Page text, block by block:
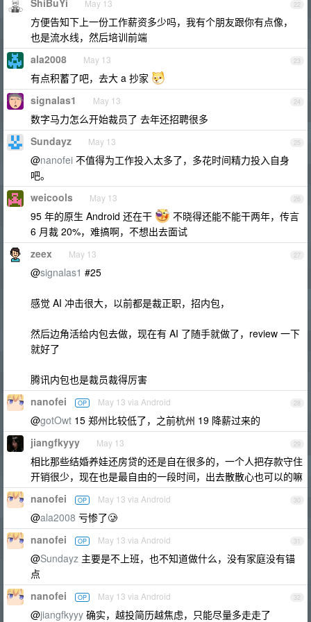
22
ShiBuYi May 13
方便告知下上一份工作薪资多少吗，我有个朋友跟你有点像，
也是流水线，然后培训前端
23
ala2008 May 13
有点积蓄了吧，去大 a 抄家
24
signalas1 May 13
数字马力怎么开始裁员了 去年还招聘很多
25
Sundayz May 13
@nanofei 不值得为工作投入太多了，多花时间精力投入自身
吧。
26
weicools May 13
95 年的原生 Android 还在干
不晓得还能不能干两年，传言
6 月裁 20%，难搞啊，不想出去面试
27
zeex May 13
@signalas1 #25
感觉 AI 冲击很大，以前都是裁正职，招内包，
然后边角活给内包去做，现在有 AI 了随手就做了，review 一下
就好了
腾讯内包也是裁员裁得厉害
28
nanofei OP May 13 via Android
@gotOwt 15 郑州比较低了，之前杭州 19 降薪过来的
29
jiangfkyyy May 13
相比那些结婚养娃还房贷的还是自在很多的，一个人把存款守住
开销很少，现在也是最自由的一段时间，出去散散心也可以的嘛
30
nanofei OP May 13 via Android
@ala2008 亏惨了🥲
31
nanofei OP May 13 via Android
@Sundayz 主要是不上班，也不知道做什么，没有家庭没有锚
点
32
nanofei OP May 13 via Android
@jiangfkyyy 确实，越投简历越焦虑，只能尽量多走走了